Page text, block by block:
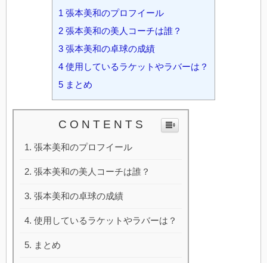
1 張本美和のプロフイール
2 張本美和の美人コーチは誰？
3 張本美和の卓球の成績
4 使用しているラケットやラバーは？
5 まとめ
C O N T E N T S
張本美和のプロフイール
張本美和の美人コーチは誰？
張本美和の卓球の成績
使用しているラケットやラバーは？
まとめ